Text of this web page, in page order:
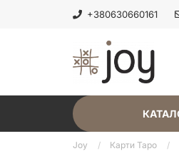
+380630660161
Joy Карти Таро